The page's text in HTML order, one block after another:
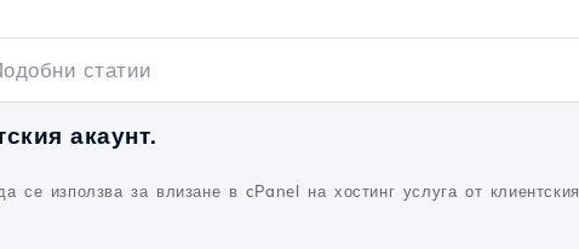
статии
акаунт.
се използва за влизане в cPanel на хостинг услуга от клиентския